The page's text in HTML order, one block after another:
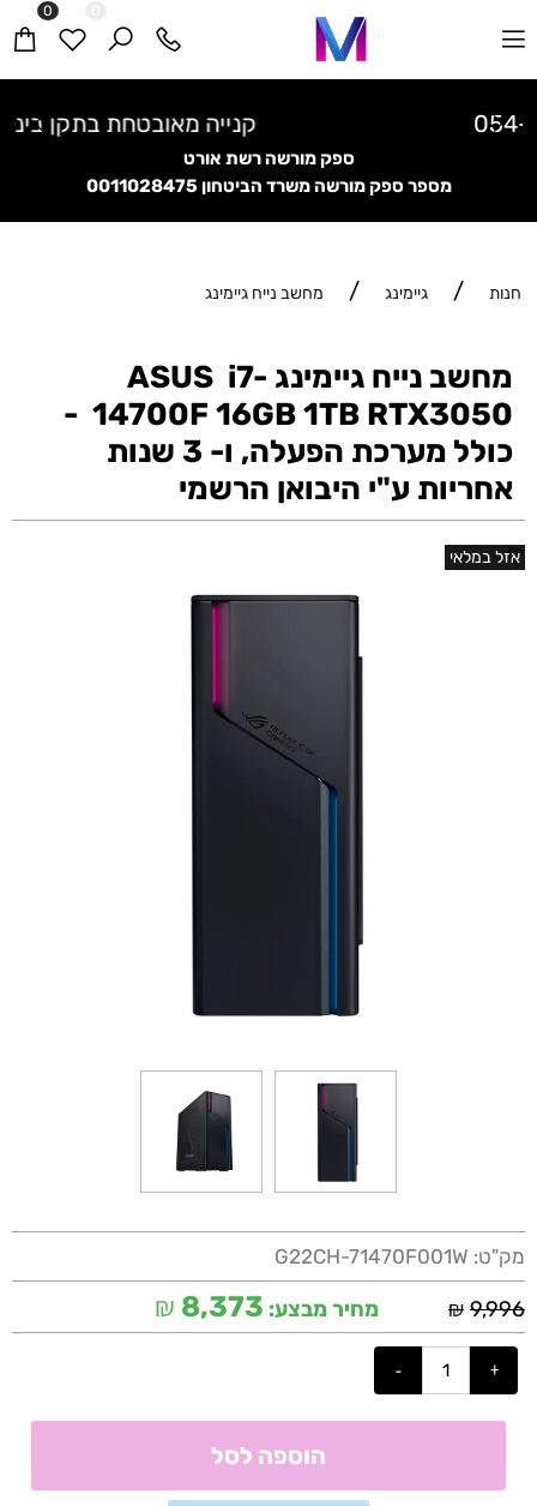
קנייה מאובטחת בתקן בינלאומי
ספק מורשה רשת אורט
מספר ספק מורשה משרד הביטחון0011028475
0
חנות / גיימינג / מחשב נייח גיימינג
מחשב נייח גיימינג ASUS i7-
14700F 16GB 1TB RTX3050 -
כולל מערכת הפעלה, ו- 3 שנות
אחריות ע"י היבואן הרשמי
אזל במלאי
מק"ט: G22CH-71470F001W
₪ 9,996 מחיר מבצע: ₪ 8,373
הוספה לסל